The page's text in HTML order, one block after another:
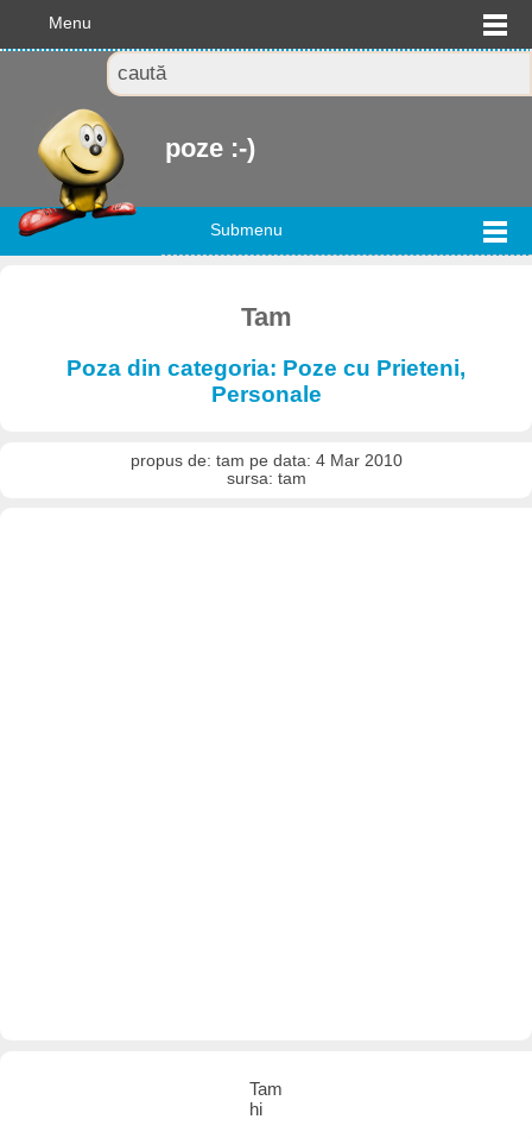
Menu
poze :-)
Submenu
Tam
Poza din categoria: Poze cu Prieteni,
Personale
propus de: tam pe data: 4 Mar 2010
sursa: tam
Tam
hi